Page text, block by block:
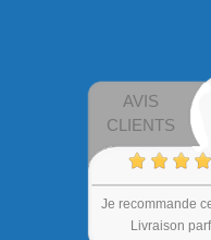
AVIS
CLIENTS
Je recommande
Livraison